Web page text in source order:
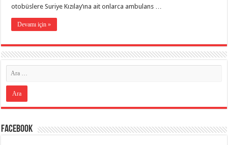
otobüslere Suriye Kızılay’ına ait onlarca ambulans …
Devamı için »
Facebook